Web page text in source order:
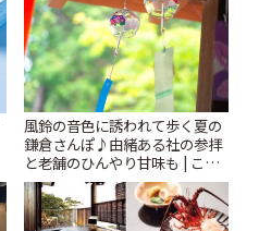
風鈴の音色に誘われて歩く夏の
鎌倉さんぽ♪由緒ある社の参拝
と老舗のひんやり甘味も | こと
りっぷ